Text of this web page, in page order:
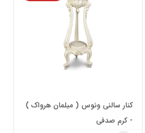
کنار سالنی ونوس ( مبلمان هرواک )
- کرم صدفی